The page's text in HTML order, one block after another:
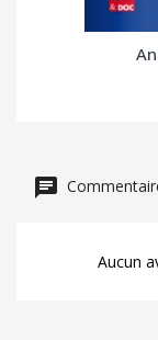
Aucun